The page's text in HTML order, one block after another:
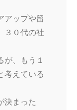
アップや留
３０代の社
が、もう１
考えている
決まった